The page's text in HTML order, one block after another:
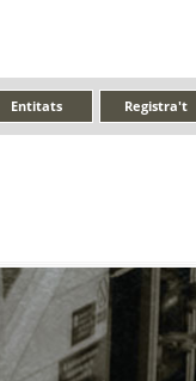
Registra't
Entitats